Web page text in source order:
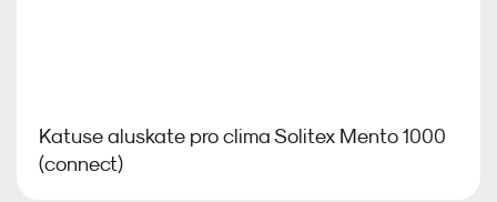
Katuse aluskate pro clima Solitex Mento 1000
(connect)